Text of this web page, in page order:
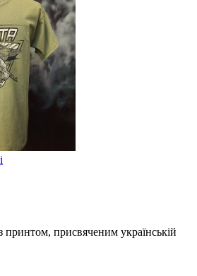
принтом, присвяченим українській